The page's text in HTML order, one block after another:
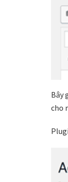
Bây
cho